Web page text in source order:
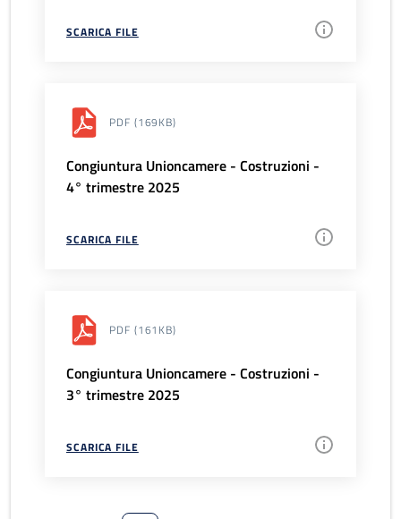
SCARICA FILE
PDF (169KB)
Congiuntura Unioncamere - Costruzioni -
4° trimestre 2025
SCARICA FILE
PDF (161KB)
Congiuntura Unioncamere - Costruzioni -
3° trimestre 2025
SCARICA FILE